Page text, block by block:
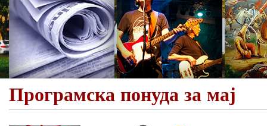
Програмска понуда за мај